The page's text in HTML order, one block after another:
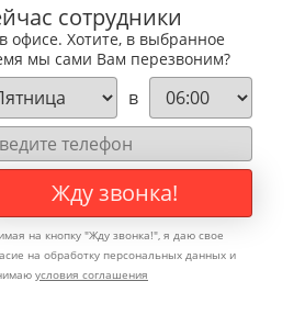
OEM, C14001PST-R,
M7908U, PE104, PRE704,
TOYOTA AYGO 2005-
сотрудники
офисе. Хотите, в выбранное
мы сами Вам перезвоним?
в
Жду звонка!
на кнопку "Жду звонка!", я даю свое
на обработку персональных данных и
условия соглашения